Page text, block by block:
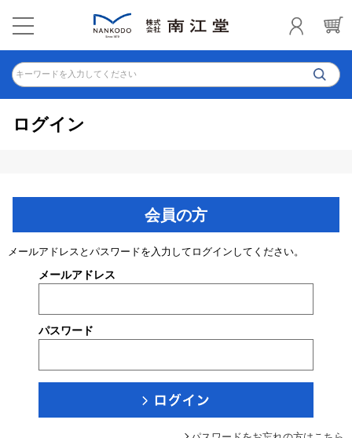
キーワードを入力してください
ログイン
会員の方
メールアドレスとパスワードを入力してログインしてください。
メールアドレス
パスワード